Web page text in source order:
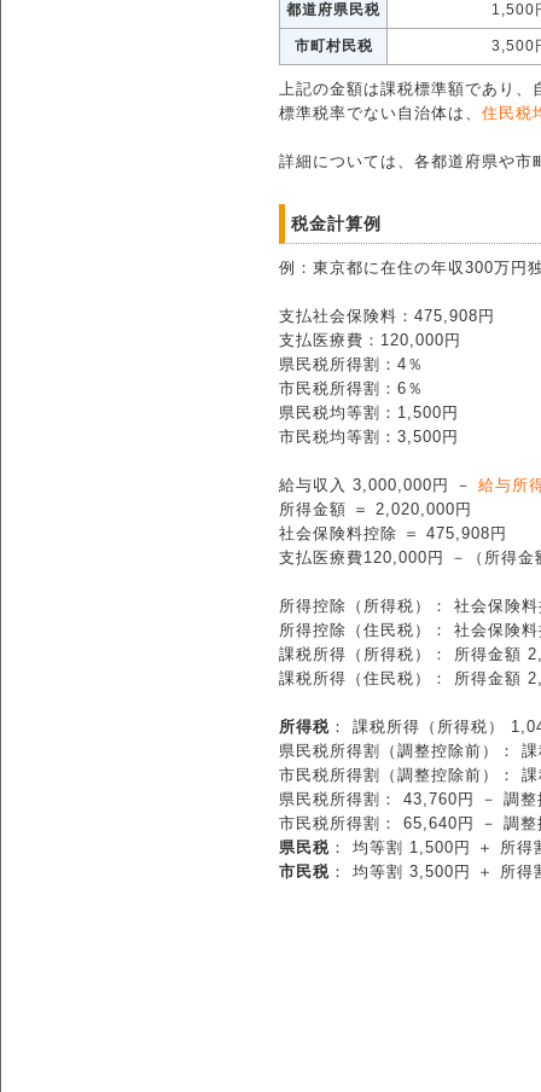
都道府県民税 1,500
市町村民税 3,500
上記の金額は課税標準額であり
標準税率でない自治体は、 住民税
詳細については、各都道府県や
税金計算例
例：東京都に在住の年収300万円
支払社会保険料：475,908円
支払医療費：120,000円
県民税所得割：4％
市民税所得割：6％
県民税均等割：1,500円
市民税均等割：3,500円
給与収入 3,000,000円 － 給与所
所得金額 ＝ 2,020,000円
社会保険料控除 ＝ 475,908円
支払医療費120,000円 －（所得
所得控除（所得税）： 社会保険
所得控除（住民税）： 社会保険
課税所得（所得税）： 所得金額
課税所得（住民税）： 所得金額
所得税 ： 課税所得（所得税）
県民税所得割（調整控除前）：
市民税所得割（調整控除前）：
県民税所得割： 43,760円 － 調
市民税所得割： 65,640円 － 調
県民税 ： 均等割 1,500円 ＋ 所
市民税 ： 均等割 3,500円 ＋ 所